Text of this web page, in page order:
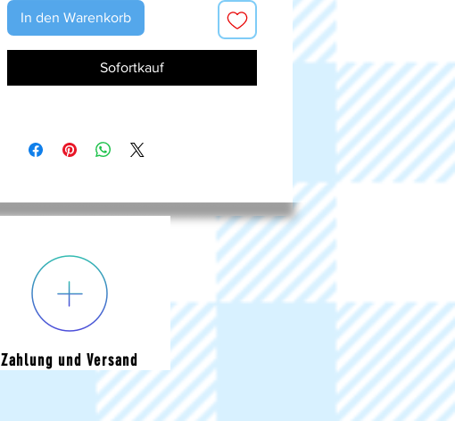
In den Warenkorb
Sofortkauf
Zahlung und Versand